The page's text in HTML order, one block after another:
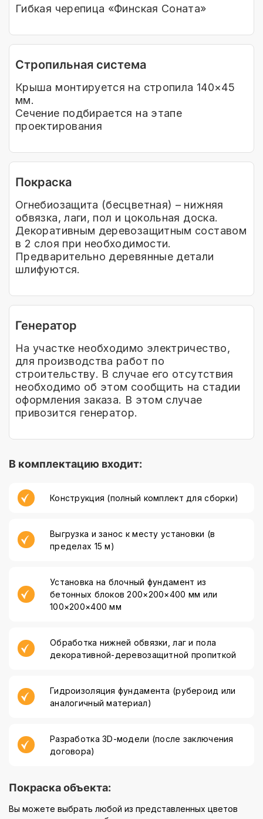
Гибкая черепица «Финская Соната»
Стропильная система
Крыша монтируется на стропила 140×45
мм.
Сечение подбирается на этапе
проектирования
Покраска
Огнебиозащита (бесцветная) – нижняя
обвязка, лаги, пол и цокольная доска.
Декоративным деревозащитным составом
в 2 слоя при необходимости.
Предварительно деревянные детали
шлифуются.
Генератор
На участке необходимо электричество,
для производства работ по
строительству. В случае его отсутствия
необходимо об этом сообщить на стадии
оформления заказа. В этом случае
привозится генератор.
В комплектацию входит:
Конструкция (полный комплект для сборки)
Выгрузка и занос к месту установки (в
пределах 15 м)
Установка на блочный фундамент из
бетонных блоков 200×200×400 мм или
100×200×400 мм
Обработка нижней обвязки, лаг и пола
декоративной-деревозащитной пропиткой
Гидроизоляция фундамента (рубероид или
аналогичный материал)
Разработка 3D-модели (после заключения
договора)
Покраска объекта:
Вы можете выбрать любой из представленных цветов